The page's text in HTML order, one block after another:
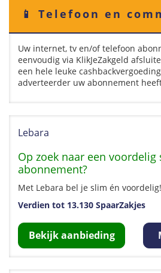
📱 Telefoon en
Uw internet, tv en/of telefoon
eenvoudig via KlikJeZakgeld
een hele leuke
adverteerder uw abonnement
Lebara
Op zoek naar een
abonnement?
Met Lebara bel je slim én voordelig!
Verdien tot 13.130 SpaarZakjes
Bekijk aanbieding